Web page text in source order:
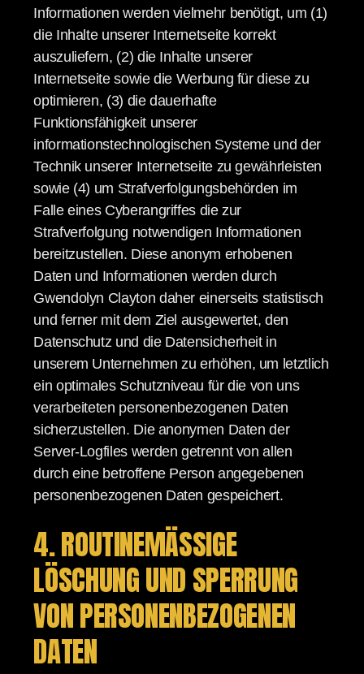
Informationen werden vielmehr benötigt, um (1)
die Inhalte unserer Internetseite korrekt
auszuliefern, (2) die Inhalte unserer
Internetseite sowie die Werbung für diese zu
optimieren, (3) die dauerhafte
Funktionsfähigkeit unserer
informationstechnologischen Systeme und der
Technik unserer Internetseite zu gewährleisten
sowie (4) um Strafverfolgungsbehörden im
Falle eines Cyberangriffes die zur
Strafverfolgung notwendigen Informationen
bereitzustellen. Diese anonym erhobenen
Daten und Informationen werden durch
Gwendolyn Clayton daher einerseits statistisch
und ferner mit dem Ziel ausgewertet, den
Datenschutz und die Datensicherheit in
unserem Unternehmen zu erhöhen, um letztlich
ein optimales Schutzniveau für die von uns
verarbeiteten personenbezogenen Daten
sicherzustellen. Die anonymen Daten der
Server-Logfiles werden getrennt von allen
durch eine betroffene Person angegebenen
personenbezogenen Daten gespeichert.
4. ROUTINEMÄSSIGE L
ÖSCHUNG UND SPERRUNG V
ON PERSONENBEZOGENEN D
ATEN